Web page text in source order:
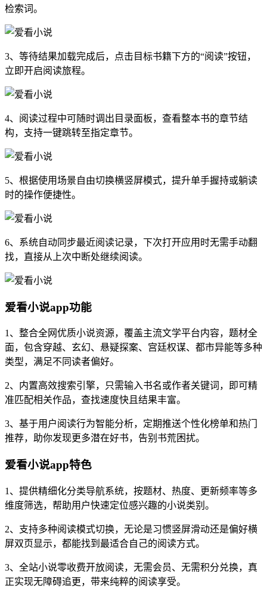
检索词。
3、等待结果加载完成后，点击目标书籍下方的“阅读”按钮，
立即开启阅读旅程。
4、阅读过程中可随时调出目录面板，查看整本书的章节结
构，支持一键跳转至指定章节。
5、根据使用场景自由切换横竖屏模式，提升单手握持或躺读
时的操作便捷性。
6、系统自动同步最近阅读记录，下次打开应用时无需手动翻
找，直接从上次中断处继续阅读。
爱看小说app功能
1、整合全网优质小说资源，覆盖主流文学平台内容，题材全
面，包含穿越、玄幻、悬疑探案、宫廷权谋、都市异能等多种
类型，满足不同读者偏好。
2、内置高效搜索引擎，只需输入书名或作者关键词，即可精
准匹配相关作品，查找速度快且结果丰富。
3、基于用户阅读行为智能分析，定期推送个性化榜单和热门
推荐，助你发现更多潜在好书，告别书荒困扰。
爱看小说app特色
1、提供精细化分类导航系统，按题材、热度、更新频率等多
维度筛选，帮助用户快速定位感兴趣的小说类别。
2、支持多种阅读模式切换，无论是习惯竖屏滑动还是偏好横
屏双页显示，都能找到最适合自己的阅读方式。
3、全站小说零收费开放阅读，无需会员、无需积分兑换，真
正实现无障碍追更，带来纯粹的阅读享受。